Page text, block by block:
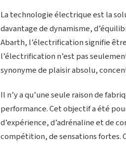
La technologie électrique est la
davantage de dynamisme,
Abarth, l’électrification signifie
l’électrification n’est pas
synonyme de plaisir absolu,
Il n’y a qu’une seule raison de
performance. Cet objectif a été
d’expérience, d’adrénaline et de
compétition, de sensations fortes.